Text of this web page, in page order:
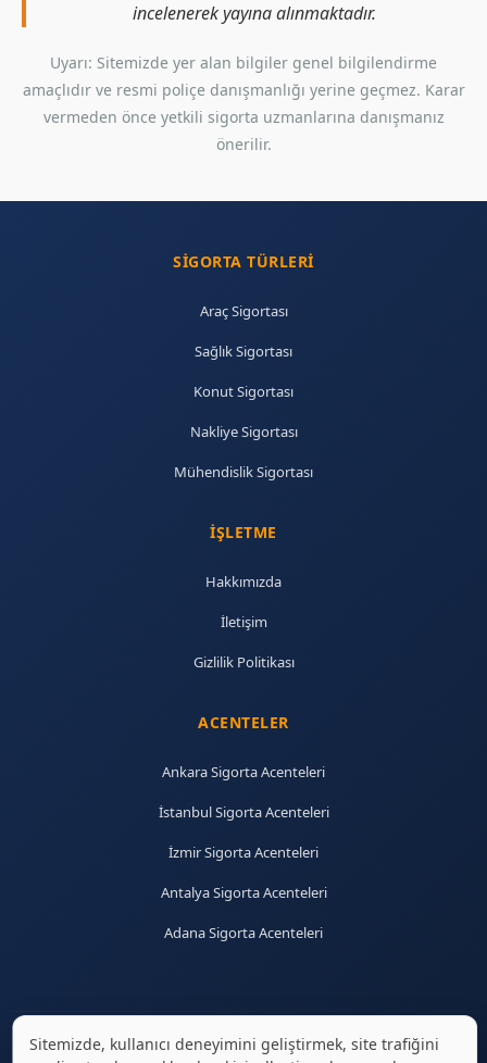
incelenerek yayına alınmaktadır.
Uyarı: Sitemizde yer alan bilgiler genel bilgilendirme
amaçlıdır ve resmi poliçe danışmanlığı yerine geçmez. Karar
vermeden önce yetkili sigorta uzmanlarına danışmanız
önerilir.
SIGORTA TÜRLERI
Araç Sigortası
Sağlık Sigortası
Konut Sigortası
Nakliye Sigortası
Mühendislik Sigortası
İŞLETME
Hakkımızda
İletişim
Gizlilik Politikası
ACENTELER
Ankara Sigorta Acenteleri
İstanbul Sigorta Acenteleri
İzmir Sigorta Acenteleri
Antalya Sigorta Acenteleri
Adana Sigorta Acenteleri
Sitemizde, kullanıcı deneyimini geliştirmek, site trafiğini